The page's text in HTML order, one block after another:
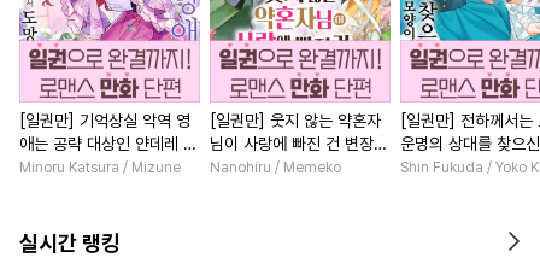
[일권만] 기억상실 악역 영
애는 공략 대상인 얀데레 의
붓 오라버니에게서 도망칠
Minoru Katsura / Mizune
[일권만] 웃지 않는 약혼자
님이 사랑에 빠진 건 변장한
저인 것 같습니다 [단행본]
Nanohiru / Memeko
[일권만] 전하께서는
운명의 상대를 찾으
이네요 (웃음) [단행
Shin Fukuda / Yoko
실시간 랭킹